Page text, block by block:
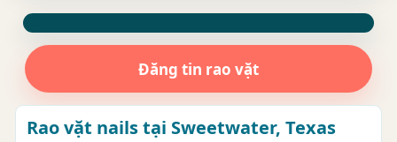
Đăng tin rao vặt
Rao vặt nails tại Sweetwater, Texas